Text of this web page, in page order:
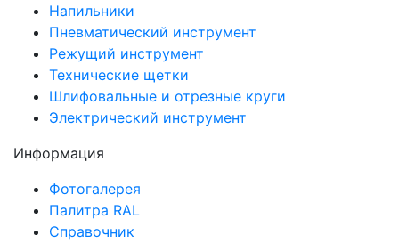
Напильники
Пневматический инструмент
Режущий инструмент
Технические щетки
Шлифовальные и отрезные круги
Электрический инструмент
Информация
Фотогалерея
Палитра RAL
Справочник